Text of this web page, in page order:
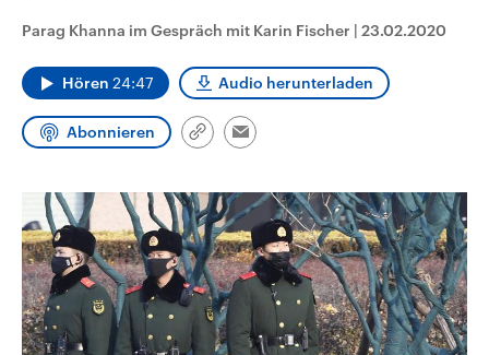
und Hintergründe zu den Parteien
und Kandidaten der anstehenden
Audio-Archiv
Parag Khanna im Gespräch mit Karin Fischer | 23.02.2020
Hören 24:47 Audio herunterladen
Abonnieren
Link
Email